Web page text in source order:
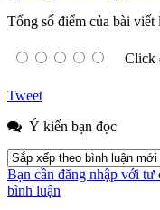
Tổng số điểm của bài viết
Click
Tweet
Ý kiến bạn đọc
Bạn cần đăng nhập với tư
bình luận